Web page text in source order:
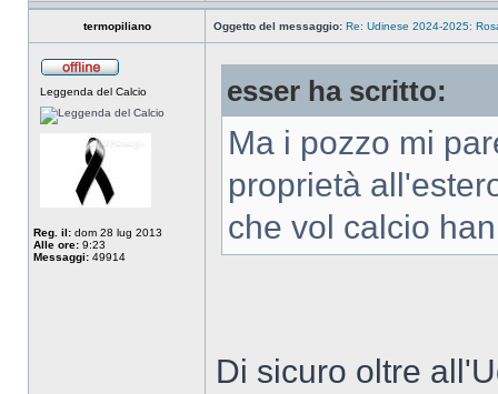
termopiliano Oggetto del messaggio: Re: Udinese 2024-2025:
Leggenda del Calcio
Reg. il: dom 28 lug 2013
Alle ore: 9:23
Messaggi: 49914
esser ha scritto:
Ma i pozzo mi
proprietà
che vol calcio
Di sicuro oltre